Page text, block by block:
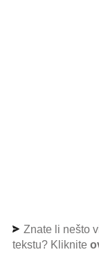
Znate li nešto
tekstu? Kliknite